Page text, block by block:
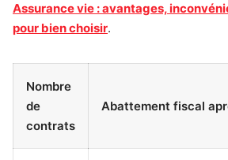
Assurance vie : avantages,
pour bien choisir.
Nombre
de
contrats
Abattement fiscal